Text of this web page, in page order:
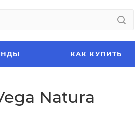
КАК КУПИТЬ
Natura